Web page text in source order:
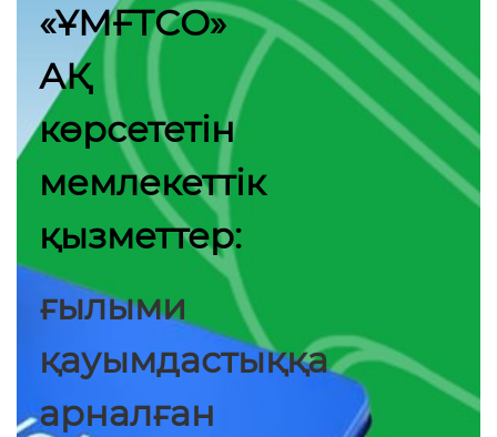
«ҰМҒТСО»
АҚ
көрсететін
мемлекеттік
қызметтер:
ғылыми
қауымдастыққа
арналған